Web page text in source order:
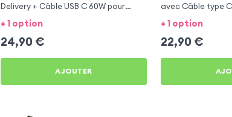
Delivery + Câble USB C 60W pour
OnePlus Nord CE 5G
+ 1 option
24,90 €
AJOUTER
avec Câble type
OnePlus Nord CE
+ 1 option
22,90 €